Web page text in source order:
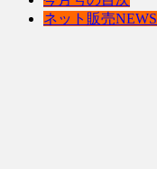
ネット販売NEWS